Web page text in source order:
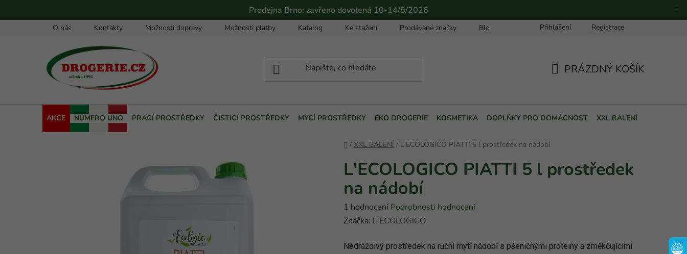
Prodejna Brno: zavřeno dovolená 10-14/8/2026
O nás Kontakty Možnosti dopravy Možnosti platby Katalog Ke stažení Prodávané značky Blog Přihlášení Registrace
PRÁZDNÝ KOŠÍK
AKCE NUMERO UNO PRACÍ PROSTŘEDKY ČISTICÍ PROSTŘEDKY MYCÍ PROSTŘEDKY EKO DROGERIE KOSMETIKA DOPLŇKY PRO DOMÁCNOST XXL BALENÍ
Domů
/ XXL BALENÍ / L'ECOLOGICO PIATTI 5 l prostředek na nádobí
L'ECOLOGICO PIATTI 5 l prostředek
na nádobí
Průměrné
hodnocení
je
1 hodnocení Podrobnosti hodnocení
Značka: L'ECOLOGICO
Nedráždivý prostředek na ruční mytí nádobí s pšeničnými proteiny a změkčujícími